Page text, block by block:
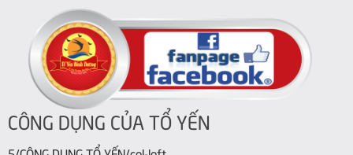
CÔNG DỤNG CỦA TỔ YẾN